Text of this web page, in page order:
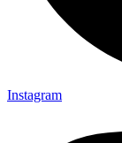
Instagram